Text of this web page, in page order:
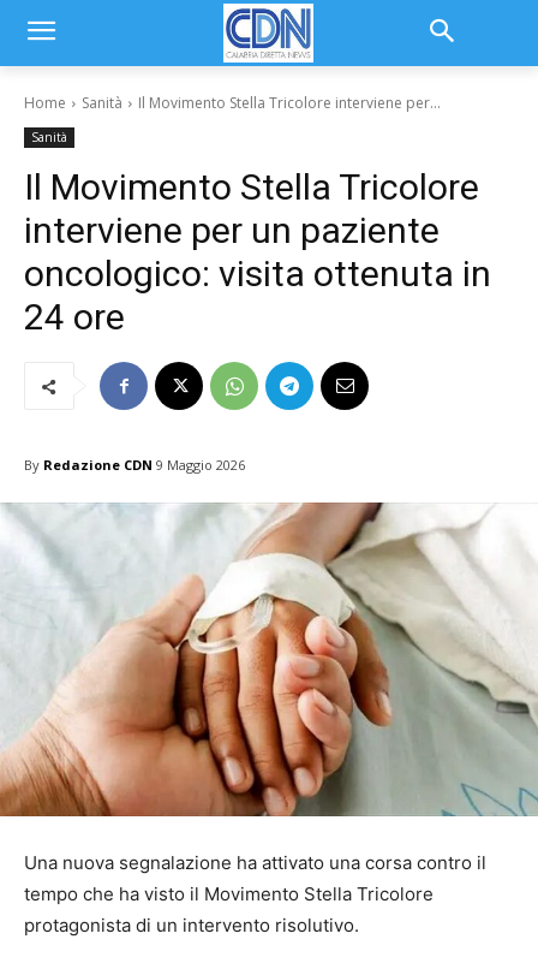
Home Sanità Il Movimento Stella Tricolore interviene per...
Sanità
Il Movimento Stella Tricolore
interviene per un paziente
oncologico: visita ottenuta in
24 ore
By Redazione CDN 9 Maggio 2026
Una nuova segnalazione ha attivato una corsa contro il
tempo che ha visto il Movimento Stella Tricolore
protagonista di un intervento risolutivo.